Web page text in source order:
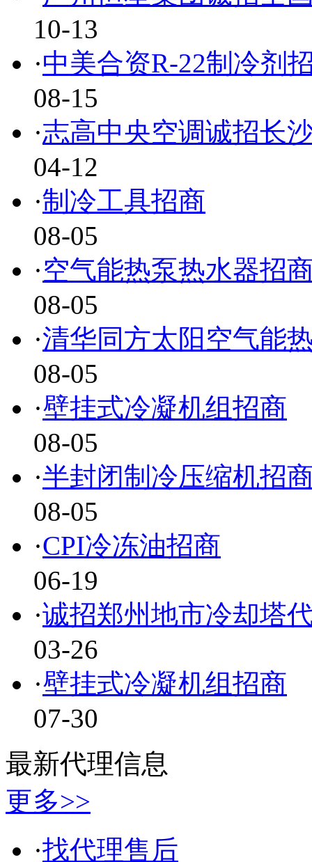
10-13
·中美合资R-22制冷剂
08-15
·志高中央空调诚招长
04-12
·制冷工具招商
08-05
·空气能热泵热水器招
08-05
·清华同方太阳空气能
08-05
·壁挂式冷凝机组招商
08-05
·半封闭制冷压缩机招
08-05
·CPI冷冻油招商
06-19
·诚招郑州地市冷却塔
03-26
·壁挂式冷凝机组招商
07-30
最新代理信息
更多>>
·找代理售后